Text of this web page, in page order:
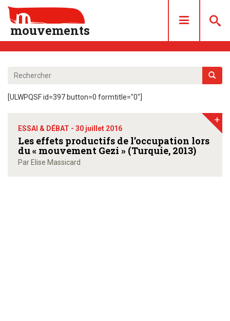
mouvements
LES NUMÉROS
ACHAT/ABONNEMENT
CONTACT
[ULWPQSF id=397 button=0 formtitle="0"]
ESSAI & DÉBAT - 30 juillet 2016
Les effets productifs de l’occupation lors
du « mouvement Gezi » (Turquie, 2013)
Par Elise Massicard
+